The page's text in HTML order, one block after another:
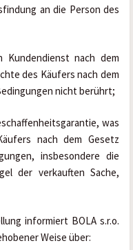
an die Person des
Kundendienst nach dem
des Käufers nach dem
nicht berührt;
was
nach dem Gesetz
insbesondere die
der verkauften Sache,
informiert BOLA s.r.o.
Weise über: